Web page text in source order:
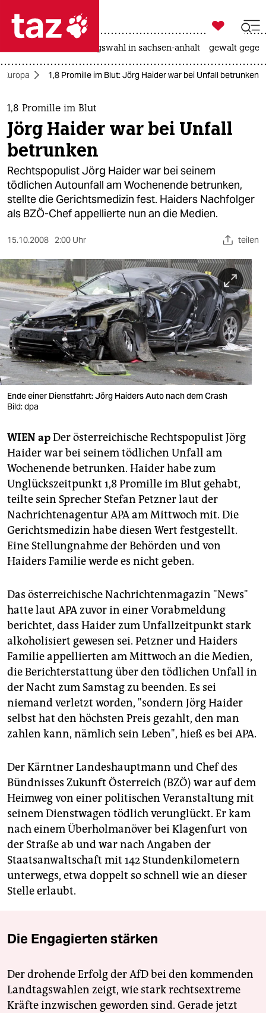
 taz zahl ich
taz zahl ich
themen
politik
öko
gesellschaft
kultur
sport
berlin
nord
wahrheit
verlag
verlag
veranstaltungen
fragen & hilfe
unterstützen
abo
genossenschaft
epaper login

taz zahl ich
landtagswahl in sachsen-anhalt gewalt
Europa 1,8 Promille im Blut: Jörg Haider war bei Unfall betrunken
1,8 Promille im Blut
Jörg Haider war bei Unfall
betrunken
Rechtspopulist Jörg Haider war bei seinem
tödlichen Autounfall am Wochenende betrunken,
stellte die Gerichtsmedizin fest. Haiders Nachfolger
als BZÖ-Chef appellierte nun an die Medien.
15.10.2008 2:00 Uhr teilen
Ende einer Dienstfahrt: Jörg Haiders Auto nach dem Crash
Bild: dpa
WIEN apDer österreichische Rechtspopulist Jörg
Haider war bei seinem tödlichen Unfall am
Wochenende betrunken. Haider habe zum
Unglückszeitpunkt 1,8 Promille im Blut gehabt,
teilte sein Sprecher Stefan Petzner laut der
Nachrichtenagentur APA am Mittwoch mit. Die
Gerichtsmedizin habe diesen Wert festgestellt.
Eine Stellungnahme der Behörden und von
Haiders Familie werde es nicht geben.
Das österreichische Nachrichtenmagazin "News"
hatte laut APA zuvor in einer Vorabmeldung
berichtet, dass Haider zum Unfallzeitpunkt stark
alkoholisiert gewesen sei. Petzner und Haiders
Familie appellierten am Mittwoch an die Medien,
die Berichterstattung über den tödlichen Unfall in
der Nacht zum Samstag zu beenden. Es sei
niemand verletzt worden, "sondern Jörg Haider
selbst hat den höchsten Preis gezahlt, den man
zahlen kann, nämlich sein Leben", hieß es bei APA.
Der Kärntner Landeshauptmann und Chef des
Bündnisses Zukunft Österreich (BZÖ) war auf dem
Heimweg von einer politischen Veranstaltung mit
seinem Dienstwagen tödlich verunglückt. Er kam
nach einem Überholmanöver bei Klagenfurt von
der Straße ab und war nach Angaben der
Staatsanwaltschaft mit 142 Stundenkilometern
unterwegs, etwa doppelt so schnell wie an dieser
Stelle erlaubt.
Die Engagierten stärken
Der drohende Erfolg der AfD bei den kommenden
Landtagswahlen zeigt, wie stark rechtsextreme
Kräfte inzwischen geworden sind. Gerade jetzt